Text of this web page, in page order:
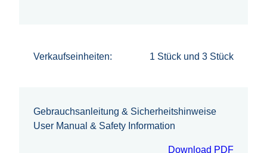
Verkaufseinheiten: 1 Stück und 3 Stück
Gebrauchsanleitung & Sicherheitshinweise
User Manual & Safety Information
Download PDF